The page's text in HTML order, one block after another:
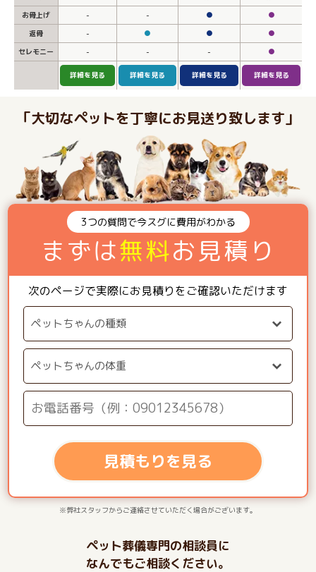
お骨上げ
- - ●
●
返骨
- ● ●
●
セレモニー
- - - ●
詳細を見る 詳細を見る 詳細を見る 詳細を見る
「大切なペットを丁寧にお見送り致します」
3つの質問で今スグに費用がわかる
まずは無料お見積り
次のページで実際にお見積りをご確認いただけます
見積もりを見る
※弊社スタッフからご連絡させていただく場合がございます。
ペット葬儀専門の相談員に
なんでもご相談ください。